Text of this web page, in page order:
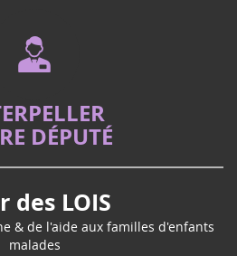
DÉPUTÉ
des LOIS
& de l'aide aux familles d'enfants
malades